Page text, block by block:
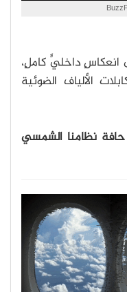
انعكاسٍ داخليٍّ كاملٍ،
الألياف الضوئية
حافة نظامنا الشمسي